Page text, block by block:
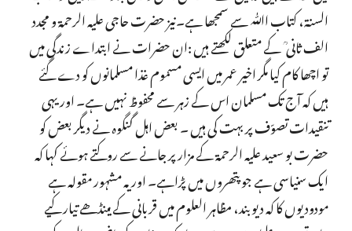
السنۃ، کتاب اﷲ سے سمجھا ہے۔نیز حضرت حاجی علیہ الرحمۃ و مجدد
الف ثانی ؒ کے متعلق لکھتے ہیں :ان حضرات نے ابتداے زندگی میں
تو اچھا کام کیا مگر اخیر عمر میں ایسی مسموم غذا مسلمانوں کو دے گئے
ہیں کہ آج تک مسلمان اس کے زہر سے محفوظ نہیں ہے۔ اور یہی
تنقیدات تصوّف پر بہت کی ہیں ۔ بعض اہل گنگوہ نے دیگر بعض کو
حضرت بو سعید علیہ الرحمۃ کے مزار پر جانے سے روکتے ہوئے کہا کہ
ایک سنیاسی ہے جو پتھروں میں پڑاہے۔ اور یہ مشہور مقولہ ہے
مودودیوں کا کہ دیو بند، مظاہر العلوم میں قربانی کے مینڈھے تیار کیے